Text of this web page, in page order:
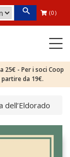
(0)
25€ - Per i soci Coop
da 19€.
dell’Eldorado